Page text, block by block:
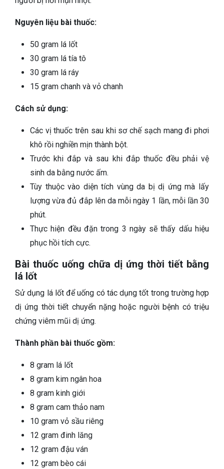
Nguyên liệu bài thuốc:
50 gram lá lốt
30 gram lá tía tô
30 gram lá ráy
15 gram chanh và vỏ chanh
Cách sử dụng:
Các vị thuốc trên sau khi sơ chế sạch mang đi phơi
khô rồi nghiền mịn thành bột.
Trước khi đắp và sau khi đắp thuốc đều phải vệ
sinh da bằng nước ấm.
Tùy thuộc vào diện tích vùng da bị dị ứng mà lấy
lượng vừa đủ đắp lên da mỗi ngày 1 lần, mỗi lần 30
phút.
Thực hiện đều đặn trong 3 ngày sẽ thấy dấu hiệu
phục hồi tích cực.
Bài thuốc uống chữa dị ứng thời tiết bằng
lá lốt
Sử dụng lá lốt để uống có tác dụng tốt trong trường hợp
dị ứng thời tiết chuyển nặng hoặc người bệnh có triệu
chứng viêm mũi dị ứng.
Thành phần bài thuốc gồm:
8 gram lá lốt
8 gram kim ngân hoa
8 gram kinh giới
8 gram cam thảo nam
10 gram vỏ sầu riêng
12 gram đinh lăng
12 gram đậu ván
12 gram bèo cái